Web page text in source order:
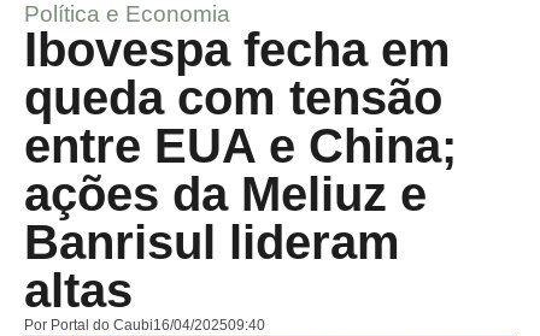
Política e Economia
Ibovespa fecha em
queda com tensão
entre EUA e China;
ações da Meliuz e
Banrisul lideram
altas
Por Portal do Caubi16/04/202509:40